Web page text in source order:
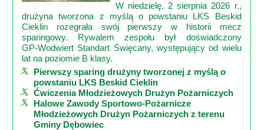
W niedzielę, 2 sierpnia 2026 r.,
drużyna tworzona z myślą o powstaniu LKS Beskid
Cieklin rozegrała swój pierwszy w historii mecz
sparingowy. Rywalem zespołu był doświadczony
GP‑Wodwiert Standart Święcany, występujący od wielu
lat na poziomie B klasy.
Pierwszy sparing drużyny tworzonej z myślą o
powstaniu LKS Beskid Cieklin
Ćwiczenia Młodzieżowych Drużyn Pożarniczych
Halowe Zawody Sportowo-Pożarnicze
Młodzieżowych Drużyn Pożarniczych z terenu
Gminy Dębowiec